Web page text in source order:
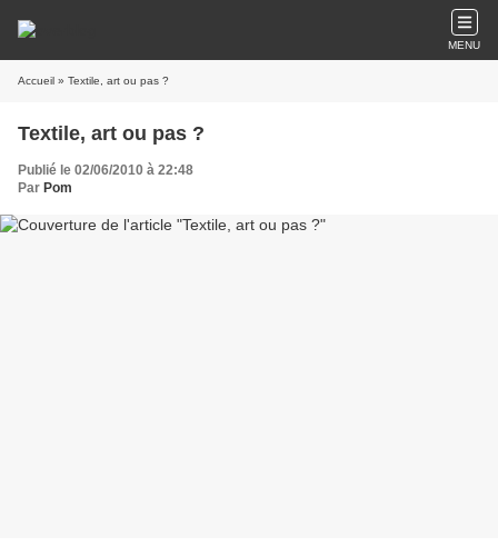
MENU
Accueil » Textile, art ou pas ?
Textile, art ou pas ?
Publié le 02/06/2010 à 22:48
Par Pom